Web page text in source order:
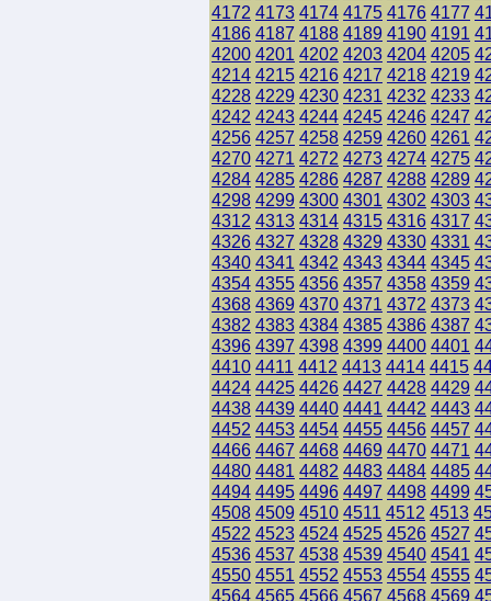
4172 4173 4174 4175 4176 4177
4186 4187 4188 4189 4190 4191
4200 4201 4202 4203 4204 4205
4214 4215 4216 4217 4218 4219
4228 4229 4230 4231 4232 4233
4242 4243 4244 4245 4246 4247
4256 4257 4258 4259 4260 4261
4270 4271 4272 4273 4274 4275
4284 4285 4286 4287 4288 4289
4298 4299 4300 4301 4302 4303
4312 4313 4314 4315 4316 4317
4326 4327 4328 4329 4330 4331
4340 4341 4342 4343 4344 4345
4354 4355 4356 4357 4358 4359
4368 4369 4370 4371 4372 4373
4382 4383 4384 4385 4386 4387
4396 4397 4398 4399 4400 4401
4410 4411 4412 4413 4414 4415
4424 4425 4426 4427 4428 4429
4438 4439 4440 4441 4442 4443
4452 4453 4454 4455 4456 4457
4466 4467 4468 4469 4470 4471
4480 4481 4482 4483 4484 4485
4494 4495 4496 4497 4498 4499
4508 4509 4510 4511 4512 4513
4522 4523 4524 4525 4526 4527
4536 4537 4538 4539 4540 4541
4550 4551 4552 4553 4554 4555
4564 4565 4566 4567 4568 4569